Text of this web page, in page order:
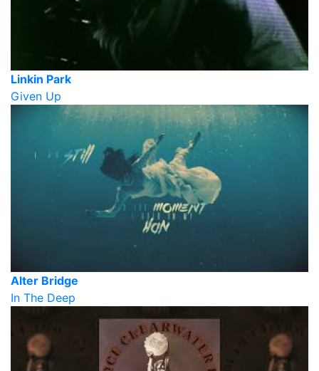
Linkin Park
Given Up
Alter Bridge
In The Deep